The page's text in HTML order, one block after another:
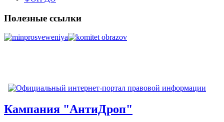
Полезные ссылки
Кампания "АнтиДроп"